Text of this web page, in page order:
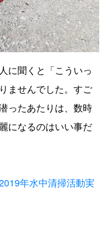
に聞くと「こういっ
ませんでした。すご
ったあたりは、数時
になるのはいい事だ
年水中清掃活動実